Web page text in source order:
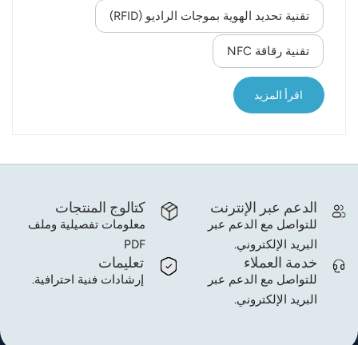
magyar
تصميم عبوات أدوية خالية من العوائق للأشخاص ذوي
الإعاقة البصرية من ثلاثة جوانب: سهولة تحديد معلومات
الدواء، وسهولة استخدام الدواء، وسهولة التكيف
العاطفي. وقد استُغلت مزايا سهولة تحديد المعلومات في
العبوات الذكية، والتفاعل بين الإنسان والحاسوب، وتحليل
البيانات، استغلالًا أمثل لمساعدة الأشخاص ذوي الإعاقة
تقنية تحديد الهوية بموجات الراديو (RFID)
تقنية رقاقة NFC
اقرأ المزيد
كتالوج المنتجات
معلومات تفصيلية وملف
PDF
الدعم عبر الإنترنت
للتواصل مع الدعم عبر
البريد الإلكتروني.
تعليمات
إرشادات فنية احترافية.
خدمة العملاء
للتواصل مع الدعم عبر
البريد الإلكتروني.